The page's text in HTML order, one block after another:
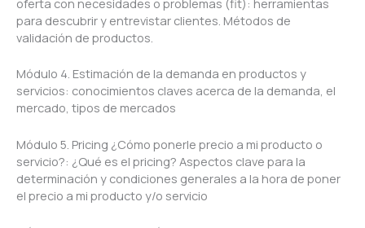
oferta con necesidades o problemas (fit): herramientas
para descubrir y entrevistar clientes. Métodos de
validación de productos.
Módulo 4. Estimación de la demanda en productos y
servicios: conocimientos claves acerca de la demanda, el
mercado, tipos de mercados
Módulo 5. Pricing ¿Cómo ponerle precio a mi producto o
servicio?: ¿Qué es el pricing? Aspectos clave para la
determinación y condiciones generales a la hora de poner
el precio a mi producto y/o servicio